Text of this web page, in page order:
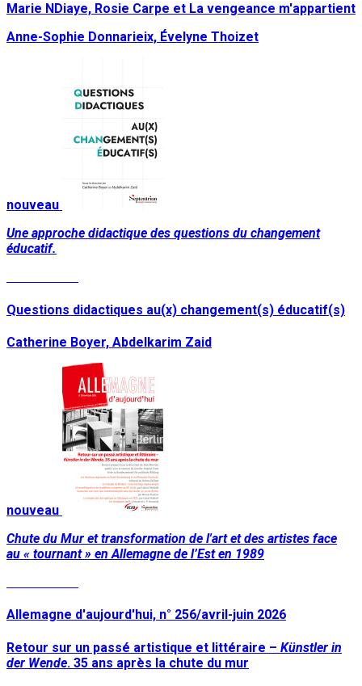
Marie NDiaye, Rosie Carpe et La vengeance m'appartient
Anne-Sophie Donnarieix, Évelyne Thoizet
nouveau
Une approche didactique des questions du changement
éducatif.
Questions didactiques au(x) changement(s) éducatif(s)
Catherine Boyer, Abdelkarim Zaid
nouveau
Chute du Mur et transformation de l'art et des artistes face
au « tournant » en Allemagne de l’Est en 1989
Allemagne d'aujourd'hui, n° 256/avril-juin 2026
Retour sur un passé artistique et littéraire – Künstler in
der Wende. 35 ans après la chute du mur